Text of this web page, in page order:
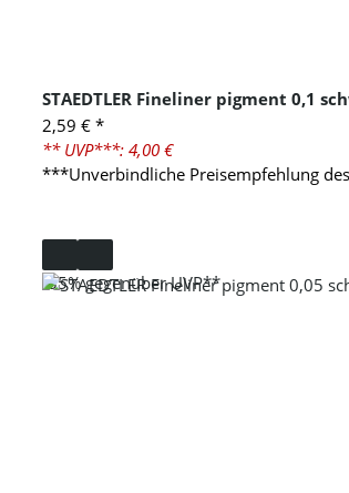
STAEDTLER Fineliner pigment 0,1
2,59 € *
** UVP***: 4,00 €
***Unverbindliche Preisempfehlung
-35%gegenüber UVP**